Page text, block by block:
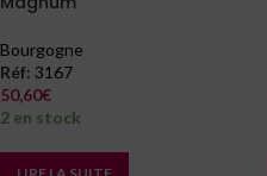
Bourgogne
Réf: 3167
50,60€
2 en stock